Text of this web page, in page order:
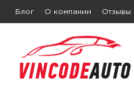
Блог О компании Отзывы